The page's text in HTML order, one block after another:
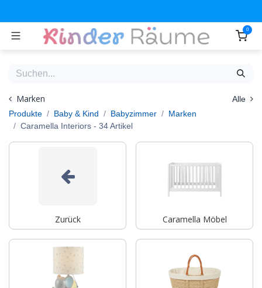
0
Marken
Alle
Produkte
Baby & Kind Babyzimmer
Marken
Caramella Interiors - 34 Artikel
Zurück Caramella Möbel